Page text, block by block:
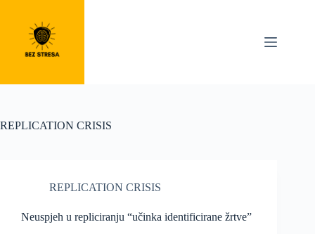
content
REPLICATION CRISIS
REPLICATION CRISIS
Neuspjeh u repliciranju “učinka identificirane žrtve”